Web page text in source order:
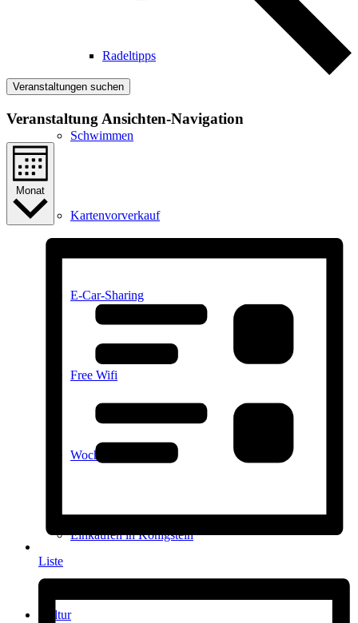
Radeltipps
Schwimmen
Kartenvorverkauf
E-Car-Sharing
Free Wifi
Wochenmarkt
Einkaufen in Königstein
Kultur
Veranstaltungen suchen
Veranstaltung Ansichten-Navigation
Monat
Liste